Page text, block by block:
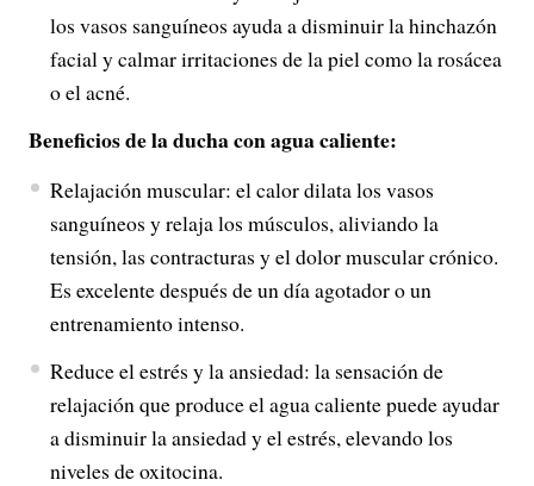
los vasos sanguíneos ayuda a disminuir la hinchazón
facial y calmar irritaciones de la piel como la rosácea
o el acné.
Beneficios de la ducha con agua caliente:
Relajación muscular: el calor dilata los vasos
sanguíneos y relaja los músculos, aliviando la
tensión, las contracturas y el dolor muscular crónico.
Es excelente después de un día agotador o un
entrenamiento intenso.
Reduce el estrés y la ansiedad: la sensación de
relajación que produce el agua caliente puede ayudar
a disminuir la ansiedad y el estrés, elevando los
niveles de oxitocina.